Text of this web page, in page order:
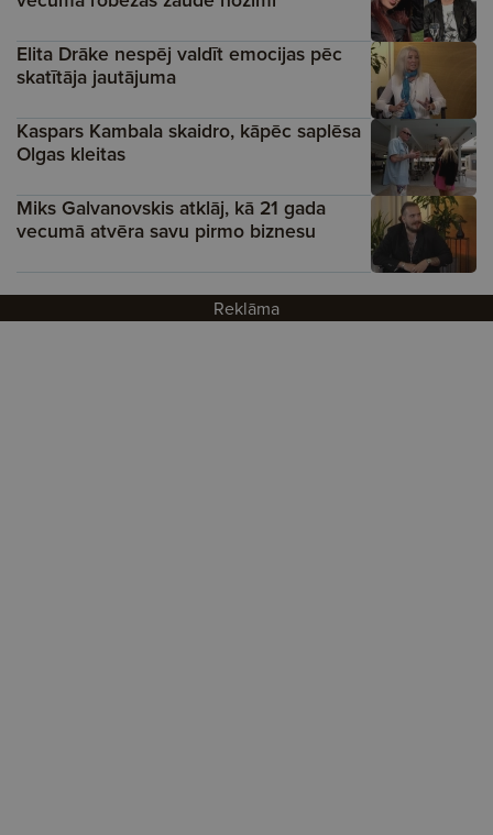
Elita Drāke nespēj valdīt emocijas pēc
skatītāja jautājuma
Kaspars Kambala skaidro, kāpēc saplēsa
Olgas kleitas
Miks Galvanovskis atklāj, kā 21 gada
vecumā atvēra savu pirmo biznesu
Reklāma